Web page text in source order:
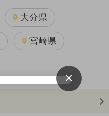
大分県
宮崎県
×